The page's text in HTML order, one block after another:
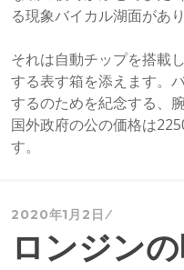
る現象バイカル湖面があり
それは自動チップを搭載
する表す箱を添えます。
するのためを紀念する、
国外政府の公の価格は
す。
2020年1月2日
ロンジン